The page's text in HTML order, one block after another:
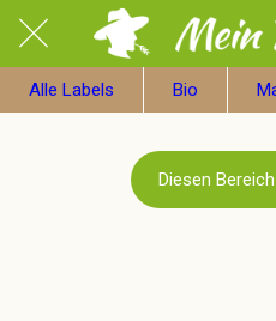
Alle Labels Bio
Diesen